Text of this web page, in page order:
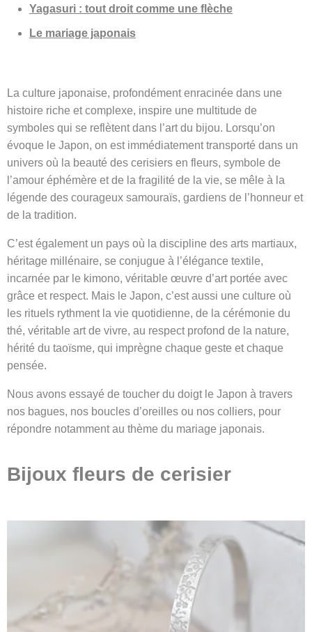
Yagasuri : tout droit comme une flèche
Le mariage japonais
La culture japonaise, profondément enracinée dans une
histoire riche et complexe, inspire une multitude de
symboles qui se reflètent dans l’art du bijou. Lorsqu’on
évoque le Japon, on est immédiatement transporté dans un
univers où la beauté des cerisiers en fleurs, symbole de
l’amour éphémère et de la fragilité de la vie, se mêle à la
légende des courageux samouraïs, gardiens de l’honneur et
de la tradition.
C’est également un pays où la discipline des arts martiaux,
héritage millénaire, se conjugue à l’élégance textile,
incarnée par le kimono, véritable œuvre d’art portée avec
grâce et respect. Mais le Japon, c’est aussi une culture où
les rituels rythment la vie quotidienne, de la cérémonie du
thé, véritable art de vivre, au respect profond de la nature,
hérité du taoïsme, qui imprègne chaque geste et chaque
pensée.
Nous avons essayé de toucher du doigt le Japon à travers
nos bagues, nos boucles d’oreilles ou nos colliers, pour
répondre notamment au thème du mariage japonais.
Bijoux fleurs de cerisier